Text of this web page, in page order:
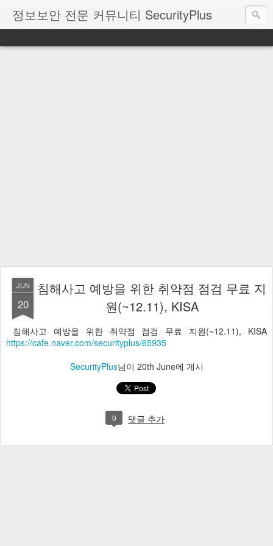
정보보안 전문 커뮤니티 SecurityPlus
JUN
20
침해사고 예방을 위한 취약점 점검 무료 지
원(~12.11), KISA
침해사고 예방을 위한 취약점 점검 무료 지원(~12.11), KISA
https://cafe.naver.com/securityplus/65935
SecurityPlus님이 20th June에 게시
0 댓글 추가